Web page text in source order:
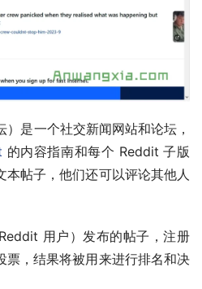
）是一个社交新闻网站和论坛，
的内容指南和每个 Reddit 子版
本帖子，他们还可以评论其他人
用户）发布的帖子，注册
票，结果将被用来进行排名和决